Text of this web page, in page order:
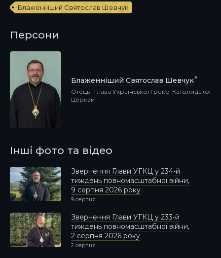
Блаженніший Святослав Шевчук
Персони
Блаженніший Святослав Шевчук
Отець і Глава Української Греко-Католицької
Церкви
Інші фото та відео
Звернення Глави УГКЦ у 234-й
тиждень повномасштабної війни,
9 серпня 2026 року
9 серпня
Звернення Глави УГКЦ у 233-й
тиждень повномасштабної війни,
2 серпня 2026 року
2 серпня